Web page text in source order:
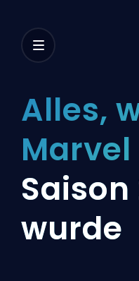
Alles,
Marvel
wurde